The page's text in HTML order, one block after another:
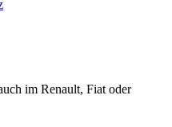
im Renault, Fiat oder